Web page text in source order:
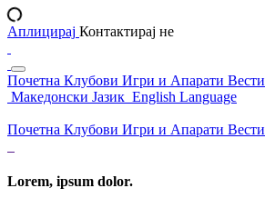
Аплицирај Контактирај не
Почетна Клубови Игри и Апарати Вести
Македонски Јазик English Language
Почетна Клубови Игри и Апарати Вести
Lorem, ipsum dolor.